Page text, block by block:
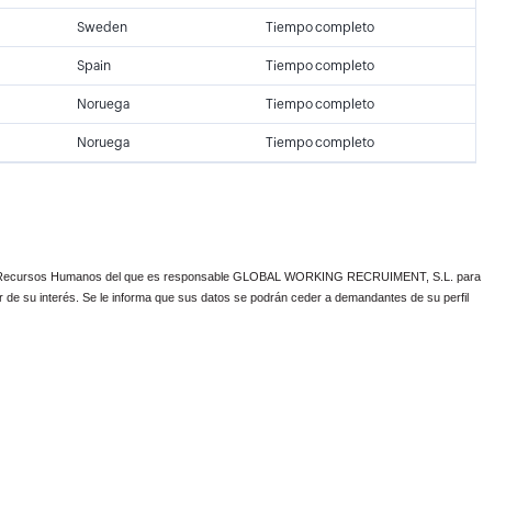
Sweden Tiempo completo
Spain Tiempo completo
Noruega Tiempo completo
Noruega Tiempo completo
Humanos del que es responsable GLOBAL WORKING RECRUIMENT, S.L. para
su interés. Se le informa que sus datos se podrán ceder a demandantes de su perfil